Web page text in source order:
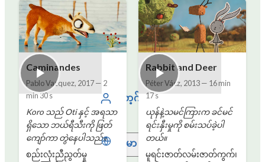
လော့ဂ်အင်
မြန်မာ
Caminandes
Pablo Vazquez, 2017— 2
min 30 s
Koro သည် Oti နှင့် အရသာ
ရှိသော ဘယ်ရီသီးကို ဖြတ်
ကျော်ကာ တွဲနေပါသည်။
စည်းလုံးညီညွတ်မှု
Rabbit and Deer
Péter Vácz, 2013— 16 min
17 s
ယုန်နဲ့သမင်ကြားက ခင်မင်
ရင်းနှီးမှုကို စမ်းသပ်ခဲ့ပါ
တယ်။
မူရင်းဇာတ်လမ်းဇာတ်ကွက်၊